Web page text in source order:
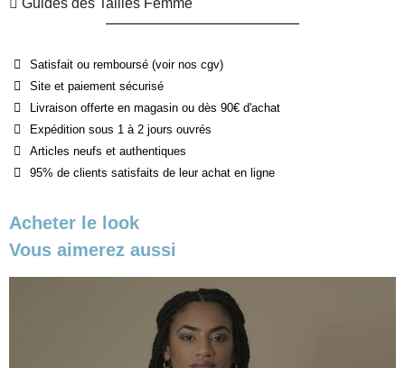
Guides des Tailles Femme
Satisfait ou remboursé (voir nos cgv)
Site et paiement sécurisé
Livraison offerte en magasin ou dès 90€ d'achat
Expédition sous 1 à 2 jours ouvrés
Articles neufs et authentiques
95% de clients satisfaits de leur achat en ligne
Acheter le look
Vous aimerez aussi